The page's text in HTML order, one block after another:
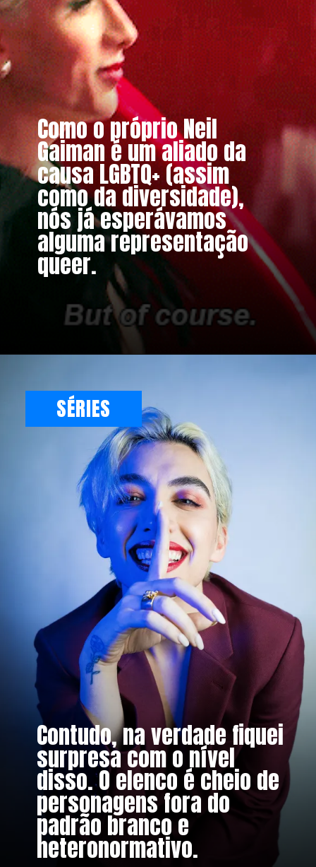
Como o próprio Neil
Gaiman é um aliado da
causa LGBTQ+ (assim
como da diversidade),
nós já esperávamos
alguma representação
queer.
Contudo, na verdade fiquei
surpresa com o nível
disso. O elenco é cheio de
personagens fora do
padrão branco e
heteronormativo.
SÉRIES